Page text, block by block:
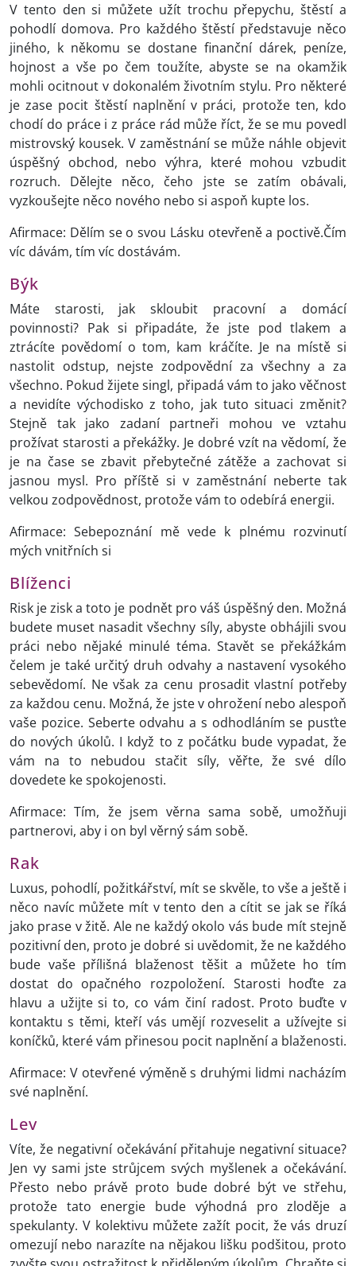
V tento den si můžete užít trochu přepychu, štěstí a
pohodlí domova. Pro každého štěstí představuje něco
jiného, k někomu se dostane finanční dárek, peníze,
hojnost a vše po čem toužíte, abyste se na okamžik
mohli ocitnout v dokonalém životním stylu. Pro některé
je zase pocit štěstí naplnění v práci, protože ten, kdo
chodí do práce i z práce rád může říct, že se mu povedl
mistrovský kousek. V zaměstnání se může náhle objevit
úspěšný obchod, nebo výhra, které mohou vzbudit
rozruch. Dělejte něco, čeho jste se zatím obávali,
vyzkoušejte něco nového nebo si aspoň kupte los.
Afirmace: Dělím se o svou Lásku otevřeně a poctivě.Čím
víc dávám, tím víc dostávám.
Býk
Máte starosti, jak skloubit pracovní a domácí
povinnosti? Pak si připadáte, že jste pod tlakem a
ztrácíte povědomí o tom, kam kráčíte. Je na místě si
nastolit odstup, nejste zodpovědní za všechny a za
všechno. Pokud žijete singl, připadá vám to jako věčnost
a nevidíte východisko z toho, jak tuto situaci změnit?
Stejně tak jako zadaní partneři mohou ve vztahu
prožívat starosti a překážky. Je dobré vzít na vědomí, že
je na čase se zbavit přebytečné zátěže a zachovat si
jasnou mysl. Pro příště si v zaměstnání neberte tak
velkou zodpovědnost, protože vám to odebírá energii.
Afirmace: Sebepoznání mě vede k plnému rozvinutí
mých vnitřních si
Blíženci
Risk je zisk a toto je podnět pro váš úspěšný den. Možná
budete muset nasadit všechny síly, abyste obhájili svou
práci nebo nějaké minulé téma. Stavět se překážkám
čelem je také určitý druh odvahy a nastavení vysokého
sebevědomí. Ne však za cenu prosadit vlastní potřeby
za každou cenu. Možná, že jste v ohrožení nebo alespoň
vaše pozice. Seberte odvahu a s odhodláním se pusťte
do nových úkolů. I když to z počátku bude vypadat, že
vám na to nebudou stačit síly, věřte, že své dílo
dovedete ke spokojenosti.
Afirmace: Tím, že jsem věrna sama sobě, umožňuji
partnerovi, aby i on byl věrný sám sobě.
Rak
Luxus, pohodlí, požitkářství, mít se skvěle, to vše a ještě i
něco navíc můžete mít v tento den a cítit se jak se říká
jako prase v žitě. Ale ne každý okolo vás bude mít stejně
pozitivní den, proto je dobré si uvědomit, že ne každého
bude vaše přílišná blaženost těšit a můžete ho tím
dostat do opačného rozpoložení. Starosti hoďte za
hlavu a užijte si to, co vám činí radost. Proto buďte v
kontaktu s těmi, kteří vás umějí rozveselit a užívejte si
koníčků, které vám přinesou pocit naplnění a blaženosti.
Afirmace: V otevřené výměně s druhými lidmi nacházím
své naplnění.
Lev
Víte, že negativní očekávání přitahuje negativní situace?
Jen vy sami jste strůjcem svých myšlenek a očekávání.
Přesto nebo právě proto bude dobré být ve střehu,
protože tato energie bude výhodná pro zloděje a
spekulanty. V kolektivu můžete zažít pocit, že vás druzí
omezují nebo narazíte na nějakou lišku podšitou, proto